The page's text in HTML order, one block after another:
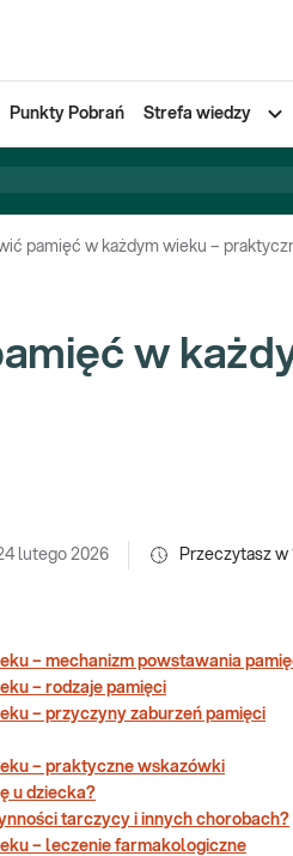
Punkty Pobrań Strefa wiedzy
pamięć w każdym wieku
w
lutego 2026 Przeczytasz w
– mechanizm powstawania
– rodzaje pamięci
– przyczyny zaburzeń pamięci
– praktyczne wskazówki
u dziecka?
tarczycy i innych chorobach?
– leczenie farmakologiczne